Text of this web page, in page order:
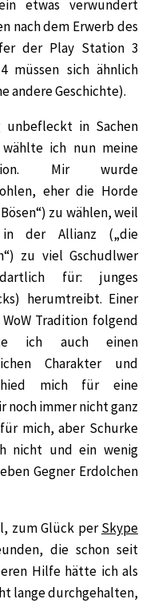
etwas verwundert
nach dem Erwerb des
der Play Station 3
müssen sich ähnlich
andere Geschichte).
unbefleckt in Sachen
wählte ich nun meine
Mir wurde
eher die Horde
zu wählen, weil
der Allianz („die
zu viel Gschudlwer
für: junges
herumtreibt. Einer
Tradition folgend
ich auch einen
Charakter und
mich für eine
noch immer nicht ganz
mich, aber Schurke
nicht und ein wenig
Gegner Erdolchen
zum Glück perSkype
die schon seit
Hilfe hätte ich als
lange durchgehalten,